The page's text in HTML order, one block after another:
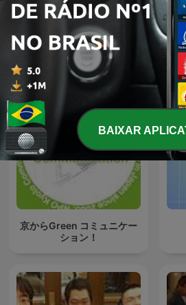
Podcasts de 京都三条ラ
京からGreen コミュニケー
ション！
BAIXAR